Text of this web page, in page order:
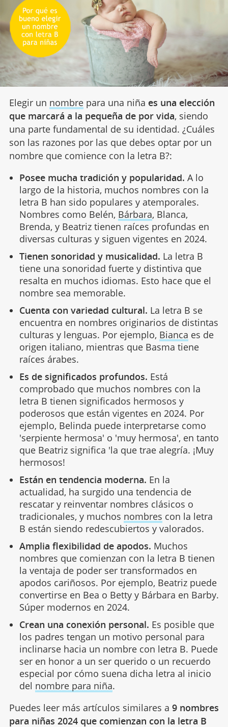
Elegir un nombrepara una niña es una elección
que marcará a la pequeña de por vida, siendo
una parte fundamental de su identidad. ¿Cuáles
son las razones por las que debes optar por un
nombre que comience con la letra B?:
Posee mucha tradición y popularidad. A lo
largo de la historia, muchos nombres con la
letra B han sido populares y atemporales.
Nombres como Belén, Bárbara, Blanca,
Brenda, y Beatriz tienen raíces profundas en
diversas culturas y siguen vigentes en 2024.
Tienen sonoridad y musicalidad. La letra B
tiene una sonoridad fuerte y distintiva que
resalta en muchos idiomas. Esto hace que el
nombre sea memorable.
Cuenta con variedad cultural. La letra B se
encuentra en nombres originarios de distintas
culturas y lenguas. Por ejemplo, Bianca es de
origen italiano, mientras que Basma tiene
raíces árabes.
Es de significados profundos. Está
comprobado que muchos nombres con la
letra B tienen significados hermosos y
poderosos que están vigentes en 2024. Por
ejemplo, Belinda puede interpretarse como
'serpiente hermosa' o 'muy hermosa', en tanto
que Beatriz significa 'la que trae alegría. ¡Muy
hermosos!
Están en tendencia moderna. En la
actualidad, ha surgido una tendencia de
rescatar y reinventar nombres clásicos o
tradicionales, y muchos nombres con la letra
B están siendo redescubiertos y valorados.
Amplia flexibilidad de apodos. Muchos
nombres que comienzan con la letra B tienen
la ventaja de poder ser transformados en
apodos cariñosos. Por ejemplo, Beatriz puede
convertirse en Bea o Betty y Bárbara en Barby.
Súper modernos en 2024.
Crean una conexión personal. Es posible que
los padres tengan un motivo personal para
inclinarse hacia un nombre con letra B. Puede
ser en honor a un ser querido o un recuerdo
especial por cómo suena dicha letra al inicio
del nombre para niña.
Puedes leer más artículos similares a 9 nombres
para niñas 2024 que comienzan con la letra B